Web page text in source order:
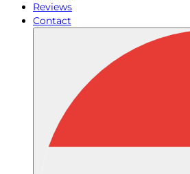
Reviews
Contact